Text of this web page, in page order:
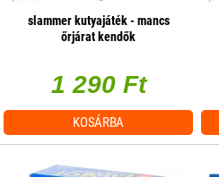
slammer kutyajáték - mancs
őrjárat kendők
1 290 Ft
KOSÁRBA